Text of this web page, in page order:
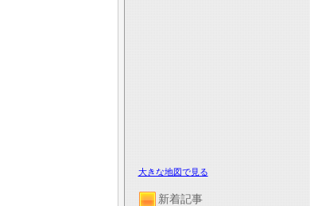
大きな地図で見る
新着記事